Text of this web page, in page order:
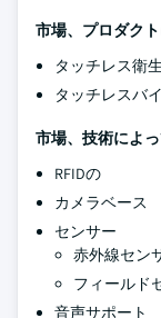
市場、プロダク
タッチレス衛
タッチレスバ
市場、技術によ
RFIDの
カメラベース
センサー
赤外線セン
フィールド
音声サポート